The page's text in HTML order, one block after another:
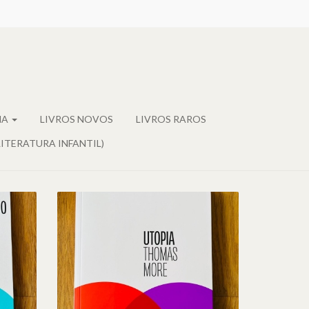
LIVROS NOVOS LIVROS RAROS
INFANTIL)
E
UTOPIA, DE THOMAS
MORE
7,95 €